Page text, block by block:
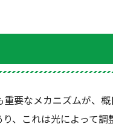
要なメカニズムが、
、これは光によって調